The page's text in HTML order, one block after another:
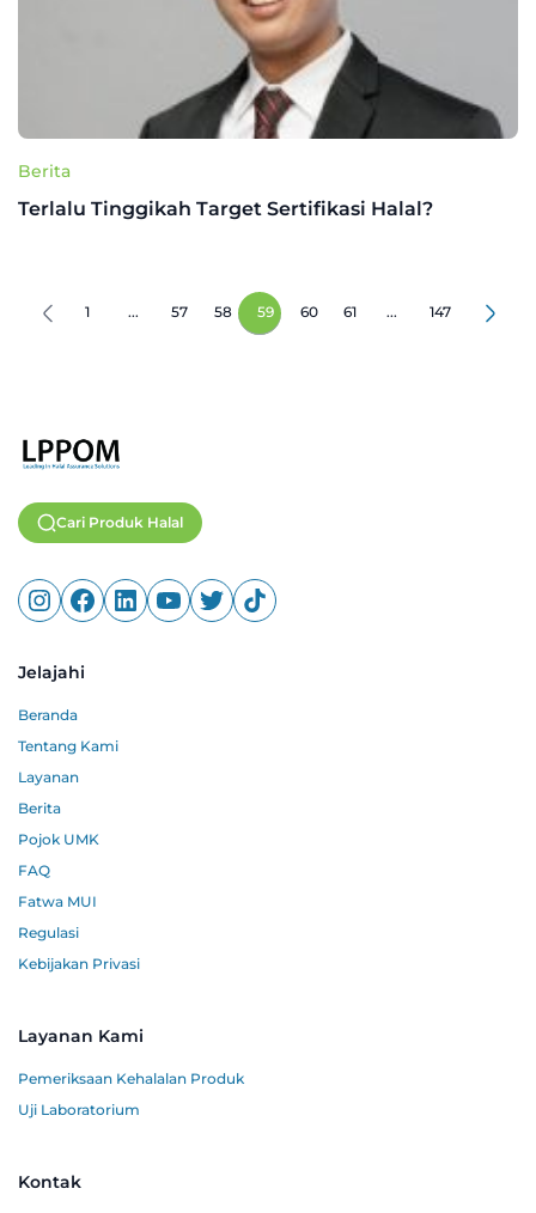
Berita
Terlalu Tinggikah Target Sertifikasi Halal?
1 ... 57 58 59 60 61 ... 147
Cari Produk Halal
Jelajahi
Beranda
Tentang Kami
Layanan
Berita
Pojok UMK
FAQ
Fatwa MUI
Regulasi
Kebijakan Privasi
Layanan Kami
Pemeriksaan Kehalalan Produk
Uji Laboratorium
Kontak